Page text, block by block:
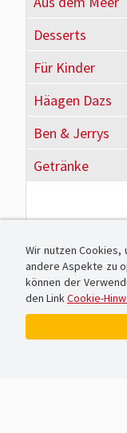
Desserts
Für Kinder
Häagen Dazs
Ben & Jerrys
Getränke
Wir nutzen Cookies,
andere Aspekte zu
können der
den LinkCookie-